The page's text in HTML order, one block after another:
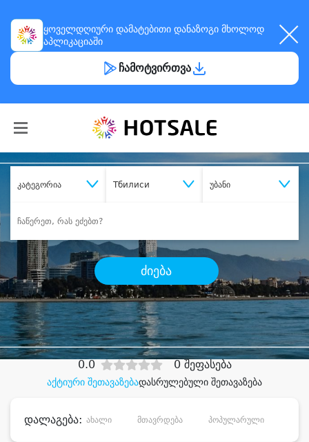
ყოველდღიური დამატებითი დანაზოგი მხოლოდ
აპლიკაციაში
ჩამოტვირთვა
კატეგორია Тбилиси უბანი
ძიება
შეიძინესასურველი მომსახურება
დიდი დანაზოგით
აქტიური შეთავაზებადასრულებული შეთავაზება
0.0 0 შეფასება
დალაგება: ახალი მთავრდება პოპულარული